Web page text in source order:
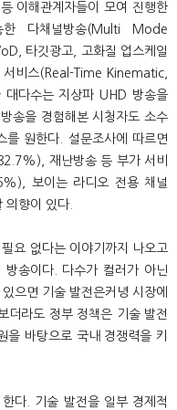
이해관계자들이 모여 진행한
다채널방송(Multi Mode
타깃광고, 고화질 업스케일
서비스(Real-Time Kinematic,
대다수는 지상파 UHD 방송을
송을 경험해본 시청자도 소수
를 원한다. 설문조사에 따르면
재난방송 등 부가 서비
보이는 라디오 전용 채널
향이 있다.
요 없다는 이야기까지 나오고
송이다. 다수가 컬러가 아닌
으면 기술 발전은커녕 시장에
더라도 정부 정책은 기술 발전
바탕으로 국내 경쟁력을 키
다. 기술 발전을 일부 경제적